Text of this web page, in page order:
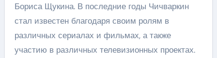
Бориса Щукина. В последние годы Чичваркин
стал известен благодаря своим ролям в
различных сериалах и фильмах, а также
участию в различных телевизионных проектах.